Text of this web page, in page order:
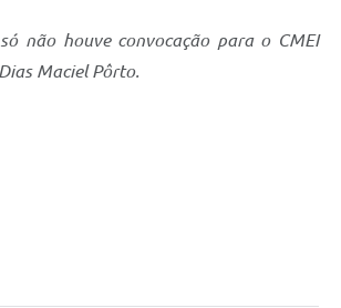
não houve convocação para o CMEI
Maciel Pôrto.